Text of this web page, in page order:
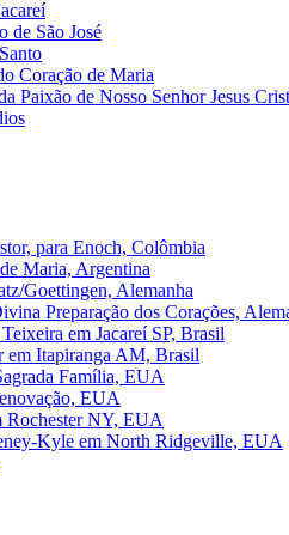
de São José
Coração de Maria
Paixão de Nosso Senhor Jesus
para Enoch, Colômbia
Maria, Argentina
Goettingen, Alemanha
Preparação dos Corações,
em Jacareí SP, Brasil
em Itapiranga AM, Brasil
Família, EUA
EUA
Rochester NY, EUA
Kyle em North Ridgeville, EUA